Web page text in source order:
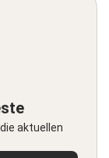
aktuellen